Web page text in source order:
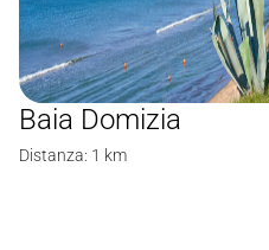
Baia Domizia
Distanza: 1 km